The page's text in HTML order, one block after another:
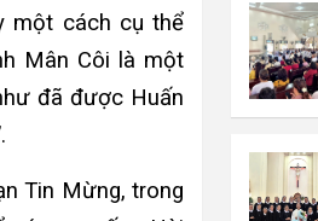
một cách cụ thể
Mân Côi là một
đã được Huấn
Tin Mừng, trong